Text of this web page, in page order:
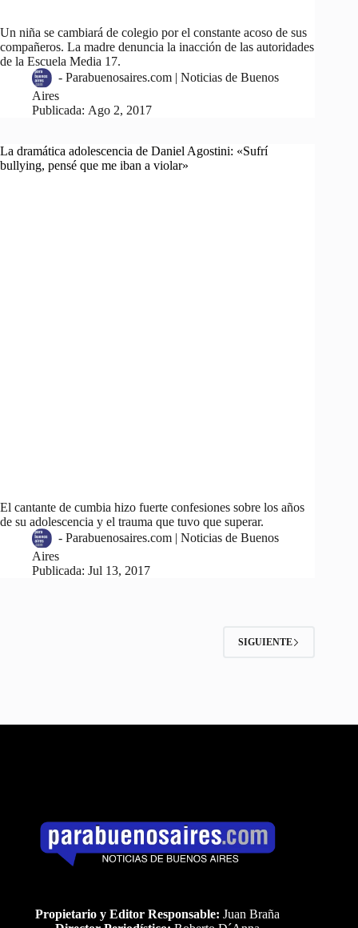
Un niña se cambiará de colegio por el constante acoso de sus
compañeros. La madre denuncia la inacción de las autoridades
de la Escuela Media 17.
- Parabuenosaires.com | Noticias de Buenos
Aires
Publicada: Ago 2, 2017
La dramática adolescencia de Daniel Agostini: «Sufrí
bullying, pensé que me iban a violar»
El cantante de cumbia hizo fuerte confesiones sobre los años
de su adolescencia y el trauma que tuvo que superar.
- Parabuenosaires.com | Noticias de Buenos
Aires
Publicada: Jul 13, 2017
SIGUIENTE
Propietario y Editor Responsable: Juan Braña